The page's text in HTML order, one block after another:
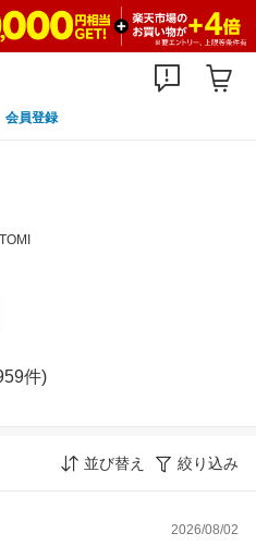
会員登録
件)
並び替え 絞り込み
2026/08/02